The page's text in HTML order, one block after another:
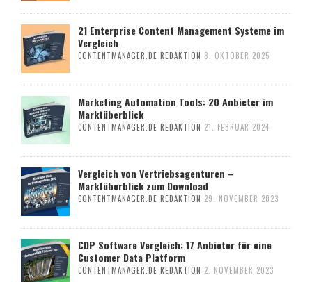
21 Enterprise Content Management Systeme im
Vergleich
CONTENTMANAGER.DE REDAKTION 8. OKTOBER 2025
Marketing Automation Tools: 20 Anbieter im
Marktüberblick
CONTENTMANAGER.DE REDAKTION 21. FEBRUAR 2024
Vergleich von Vertriebsagenturen –
Marktüberblick zum Download
CONTENTMANAGER.DE REDAKTION 29. NOVEMBER 2023
CDP Software Vergleich: 17 Anbieter für eine
Customer Data Platform
CONTENTMANAGER.DE REDAKTION 2. NOVEMBER 2023